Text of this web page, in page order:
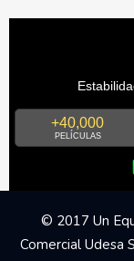
+40,000
PELÍCULAS
© 2017 Un
Comercial Udesa